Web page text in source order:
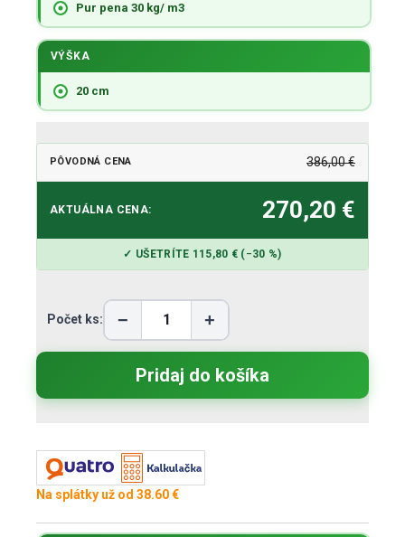
Pur pena 30 kg/ m3
VÝŠKA
20 cm
PÔVODNÁ CENA 386,00 €
AKTUÁLNA CENA: 270,20 €
✓ UŠETRÍTE 115,80 € (−30 %)
Počet ks: − +
Na splátky už od 38.60 €